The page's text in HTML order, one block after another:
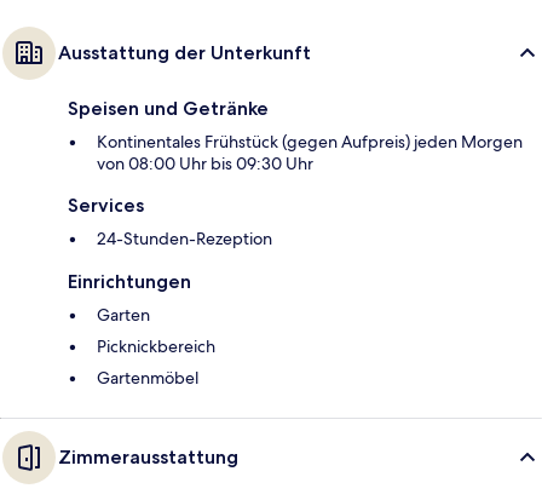
Ausstattung der Unterkunft
Speisen und Getränke
Kontinentales Frühstück (gegen Aufpreis) jeden Morgen
von 08:00 Uhr bis 09:30 Uhr
Services
24-Stunden-Rezeption
Einrichtungen
Garten
Picknickbereich
Gartenmöbel
Zimmerausstattung